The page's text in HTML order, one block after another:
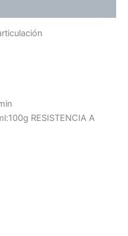
50 lb*
RESISTENCIA A